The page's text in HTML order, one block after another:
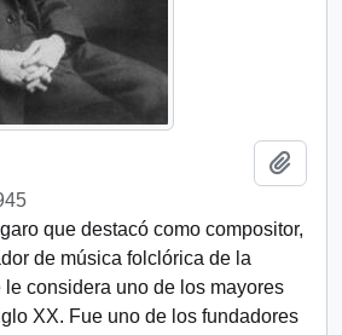
que destacó como compositor,
de música folclórica de la
le considera uno de los mayores
XX. Fue uno de los fundadores